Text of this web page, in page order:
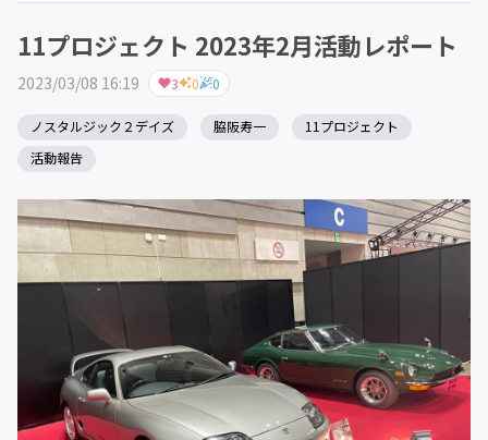
11プロジェクト 2023年2月活動レポート
2023/03/08 16:19 3 0 0
ノスタルジック２デイズ 脇阪寿一
11プロジェクト
活動報告